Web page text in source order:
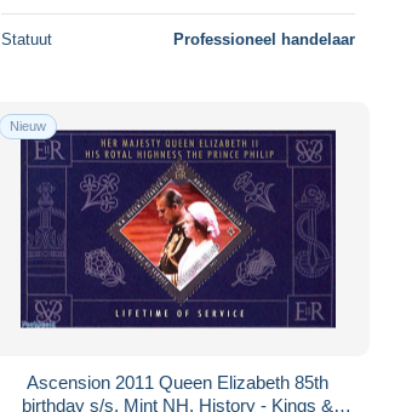
Statuut Professioneel handelaar
Nieuw
Ascension 2011 Queen Elizabeth 85th
birthday s/s, Mint NH, History - Kings &